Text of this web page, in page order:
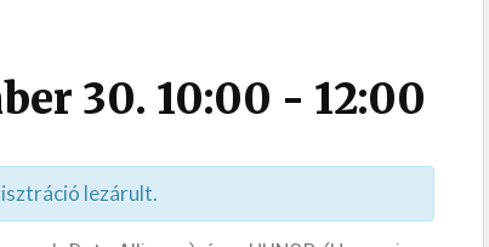
30. 10:00 - 12:00
lezárult.